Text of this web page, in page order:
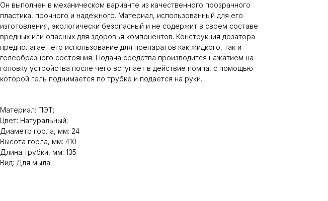
Он выполнен в механическом варианте из качественного прозрачного
пластика, прочного и надежного. Материал, использованный для его
изготовления, экологически безопасный и не содержит в своем составе
вредных или опасных для здоровья компонентов. Конструкция дозатора
предполагает его использование для препаратов как жидкого, так и
гелеобразного состояния. Подача средства производится нажатием на
головку устройства после чего вступает в действие помпа, с помощью
которой гель поднимается по трубке и подается на руки.
Материал: ПЭТ;
Цвет: Натуральный;
Диаметр горла, мм: 24
Высота горла, мм: 410
Длина трубки, мм: 135
Вид: Для мыла